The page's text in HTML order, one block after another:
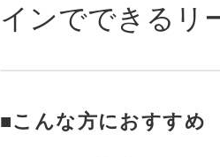
インでできるリ
■こんな方におすすめ